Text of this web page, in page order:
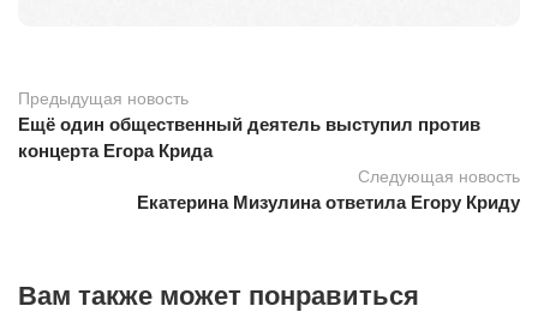
Предыдущая новость
Ещё один общественный деятель выступил против
концерта Егора Крида
Следующая новость
Екатерина Мизулина ответила Егору Криду
Вам также может понравиться